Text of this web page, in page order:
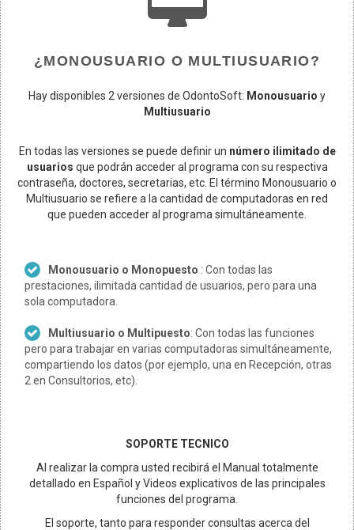
¿MONOUSUARIO O MULTIUSUARIO?
Hay disponibles 2 versiones de OdontoSoft: Monousuario y
Multiusuario
En todas las versiones se puede definir un número ilimitado de
usuarios que podrán acceder al programa con su respectiva
contraseña, doctores, secretarias, etc. El término Monousuario o
Multiusuario se refiere a la cantidad de computadoras en red
que pueden acceder al programa simultáneamente.
Monousuario o Monopuesto : Con todas las
prestaciones, ilimitada cantidad de usuarios, pero para una
sola computadora.
Multiusuario o Multipuesto: Con todas las funciones
pero para trabajar en varias computadoras simultáneamente,
compartiendo los datos (por ejemplo, una en Recepción, otras
2 en Consultorios, etc).
SOPORTE TECNICO
Al realizar la compra usted recibirá el Manual totalmente
detallado en Español y Videos explicativos de las principales
funciones del programa.
El soporte, tanto para responder consultas acerca del